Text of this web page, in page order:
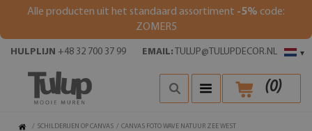
Alle producten uit het standaard assortiment -5% code:
ZOMER5
▾
HULPLIJN +48 32 700 37 99 EMAIL: TULUP@TULUPDECOR.NL
(0)
/ SCHILDERIJEN OP CANVAS / CANVAS FOTO WAVE NATUUR ZEE WEST